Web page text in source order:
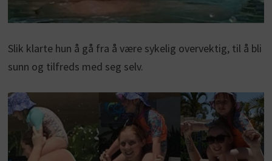
Slik klarte hun å gå fra å være sykelig overvektig, til å bli
sunn og tilfreds med seg selv.